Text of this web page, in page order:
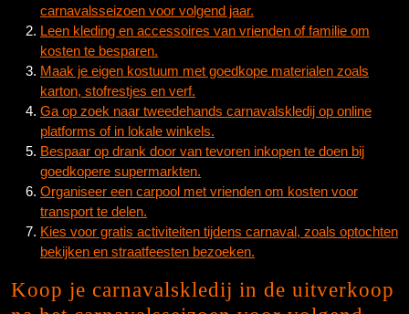
carnavalsseizoen voor volgend jaar.
Leen kleding en accessoires van vrienden of familie om
kosten te besparen.
Maak je eigen kostuum met goedkope materialen zoals
karton, stofrestjes en verf.
Ga op zoek naar tweedehands carnavalskledij op online
platforms of in lokale winkels.
Bespaar op drank door van tevoren inkopen te doen bij
goedkopere supermarkten.
Organiseer een carpool met vrienden om kosten voor
transport te delen.
Kies voor gratis activiteiten tijdens carnaval, zoals optochten
bekijken en straatfeesten bezoeken.
Koop je carnavalskledij in de uitverkoop